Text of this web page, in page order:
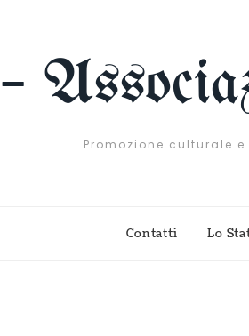
Promozione culturale
Contatti Lo